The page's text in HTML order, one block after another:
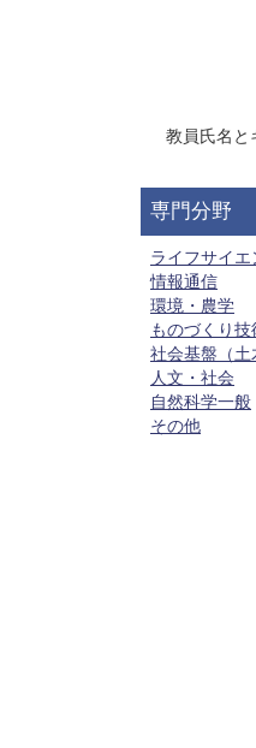
教員氏名と
専門分野
ライフサイエ
情報通信
環境・農学
ものづくり技
社会基盤（土
人文・社会
自然科学一般
その他